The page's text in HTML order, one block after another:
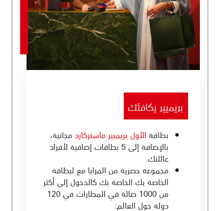
بريميير يكافئك
بطاقة الأول بريميير ماستركاردمجانية،
بالإضافة إلى 5 بطاقات إضافية لأفراد
عائلتك.
مجموعة حصرية من المزايا مع لبطاقة
الخاصة بك الخاصة بك كالدخول إلى أكثر
من 1000 صالة في المطارات في 120
دولة حول العالم.